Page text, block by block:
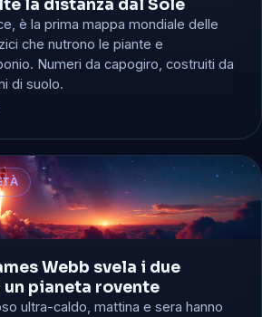
la distanza dal Sole
è la prima mappa mondiale delle
che nutrono le piante e
Numeri da capogiro, costruiti da
di suolo.
Webb svela i due
pianeta rovente
ultra-caldo, mattina e sera hanno